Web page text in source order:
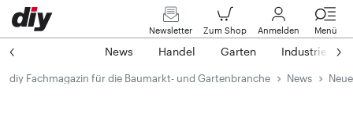
Newsletter Zum Shop Anmelden Menü
News Handel Garten Industrie
diy Fachmagazin für die Baumarkt- und Gartenbranche News